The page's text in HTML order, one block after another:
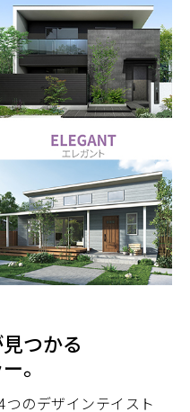
つかる
。
のデザインテイスト